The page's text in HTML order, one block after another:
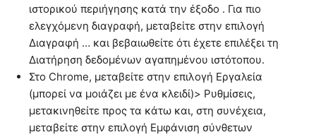
ιστορικού περιήγησης κατά την έξοδο . Για πιο
ελεγχόμενη διαγραφή, μεταβείτε στην επιλογή
Διαγραφή … και βεβαιωθείτε ότι έχετε επιλέξει τη
Διατήρηση δεδομένων αγαπημένου ιστότοπου.
Στο Chrome, μεταβείτε στην επιλογή Εργαλεία
(μπορεί να μοιάζει με ένα κλειδί)> Ρυθμίσεις,
μετακινηθείτε προς τα κάτω και, στη συνέχεια,
μεταβείτε στην επιλογή Εμφάνιση σύνθετων